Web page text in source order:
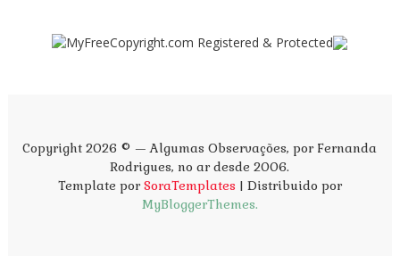
Copyright 2026 © — Algumas Observações, por Fernanda
Rodrigues, no ar desde 2006.
Template porSoraTemplates | Distribuido por
MyBloggerThemes.